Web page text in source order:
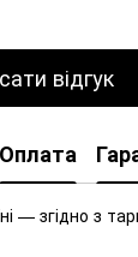
відгук
Оплата
— згідно з